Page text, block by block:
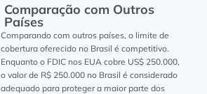
Comparação com Outros
Países
Comparando com outros países, o limite de
cobertura oferecido no Brasil é competitivo.
Enquanto o FDIC nos EUA cobre US$ 250.000,
o valor de R$ 250.000 no Brasil é considerado
adequado para proteger a maior parte dos